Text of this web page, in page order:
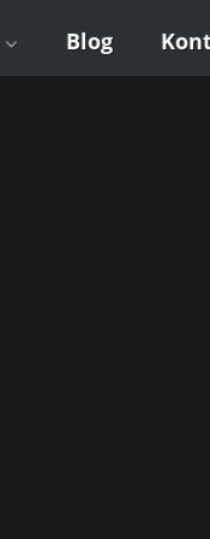
Blog